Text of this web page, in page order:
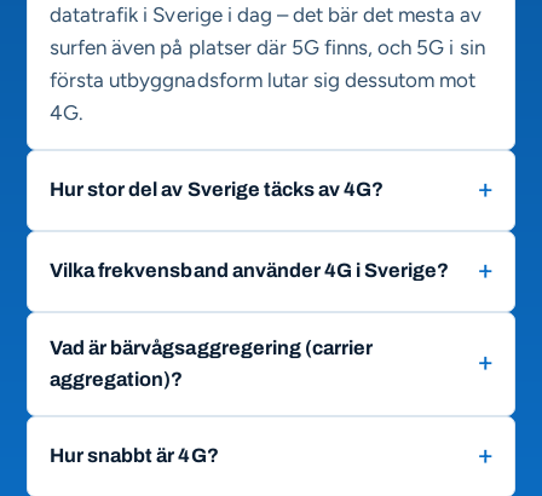
datatrafik i Sverige i dag – det bär det mesta av
surfen även på platser där 5G finns, och 5G i sin
första utbyggnadsform lutar sig dessutom mot
4G.
Hur stor del av Sverige täcks av 4G?
Vilka frekvensband använder 4G i Sverige?
Vad är bärvågsaggregering (carrier
aggregation)?
Hur snabbt är 4G?